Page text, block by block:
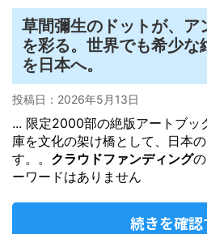
草間彌生のドットが、ア
を彩る。世界でも希少な
を日本へ。
投稿日： 2026年5月13日
... 限定2000部の絶版アートブッ
庫を文化の架け橋として、日本
す。。 クラウドファンディング
ーワードはありません
続きを確認